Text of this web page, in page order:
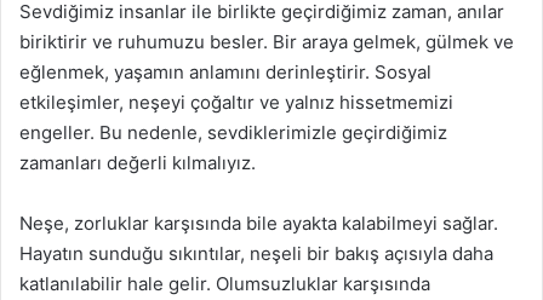
Sevdiğimiz insanlar ile birlikte geçirdiğimiz zaman, anılar
biriktirir ve ruhumuzu besler. Bir araya gelmek, gülmek ve
eğlenmek, yaşamın anlamını derinleştirir. Sosyal
etkileşimler, neşeyi çoğaltır ve yalnız hissetmemizi
engeller. Bu nedenle, sevdiklerimizle geçirdiğimiz
zamanları değerli kılmalıyız.
Neşe, zorluklar karşısında bile ayakta kalabilmeyi sağlar.
Hayatın sunduğu sıkıntılar, neşeli bir bakış açısıyla daha
katlanılabilir hale gelir. Olumsuzluklar karşısında